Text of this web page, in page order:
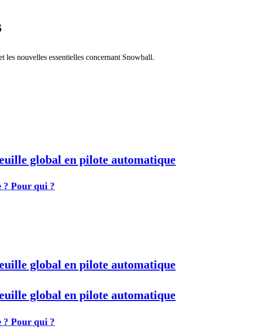
les nouvelles essentielles concernant Snowball.
global en pilote automatique
? Pour qui ?
global en pilote automatique
global en pilote automatique
? Pour qui ?